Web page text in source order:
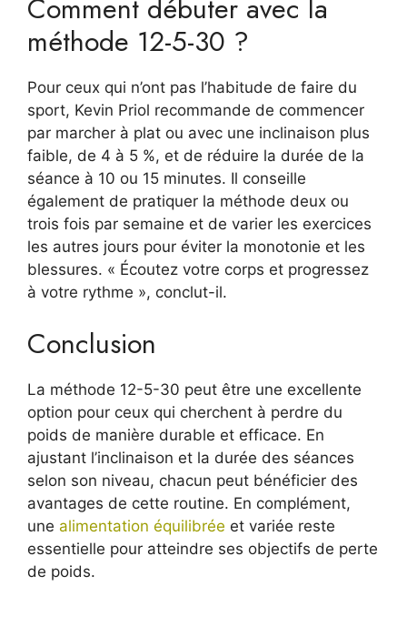
Comment débuter avec la
méthode 12-5-30 ?
Pour ceux qui n’ont pas l’habitude de faire du
sport, Kevin Priol recommande de commencer
par marcher à plat ou avec une inclinaison plus
faible, de 4 à 5 %, et de réduire la durée de la
séance à 10 ou 15 minutes. Il conseille
également de pratiquer la méthode deux ou
trois fois par semaine et de varier les exercices
les autres jours pour éviter la monotonie et les
blessures. « Écoutez votre corps et progressez
à votre rythme », conclut-il.
Conclusion
La méthode 12-5-30 peut être une excellente
option pour ceux qui cherchent à perdre du
poids de manière durable et efficace. En
ajustant l’inclinaison et la durée des séances
selon son niveau, chacun peut bénéficier des
avantages de cette routine. En complément,
une alimentation équilibrée et variée reste
essentielle pour atteindre ses objectifs de perte
de poids.